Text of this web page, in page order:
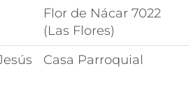
Flor de Nácar 7022
(Las Flores)
Casa Parroquial